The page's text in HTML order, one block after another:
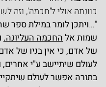
כוונתה אולי ל'חכמה', וזה
"…ויתכן לומר במילת ספר
שמות אל החכמה העליונה.
של אדם, כי אין בניו של
לעולם שיתיישב ע"י
בתורה אפשר לעולם